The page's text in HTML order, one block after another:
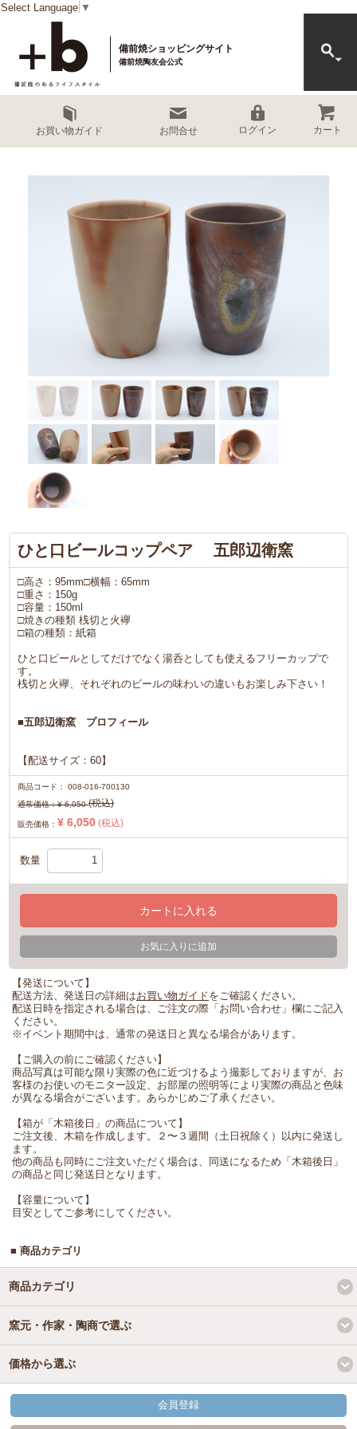
Select Language ▼
備前焼ショッピングサイト
備前焼陶友会公式
お買い物ガイド お問合せ ログイン カート
ひと口ビールコップペア 五郎辺衛窯
□高さ：95mm□横幅：65mm
□重さ：150g
□容量：150ml
□焼きの種類 桟切と火襷
□箱の種類：紙箱
ひと口ビールとしてだけでなく湯呑としても使えるフリーカップで
す。
桟切と火襷、それぞれのビールの味わいの違いもお楽しみ下さい！
■五郎辺衛窯 プロフィール
【配送サイズ：60】
商品コード：008-016-700130
通常価格：¥ 6,050 (税込)
販売価格：¥ 6,050 (税込)
数量
カートに入れる
お気に入りに追加
【発送について】
配送方法、発送日の詳細はお買い物ガイドをご確認ください。
配送日時を指定される場合は、ご注文の際「お問い合わせ」欄にご記入
ください。
※イベント期間中は、通常の発送日と異なる場合があります。
【ご購入の前にご確認ください】
商品写真は可能な限り実際の色に近づけるよう撮影しておりますが、お
客様のお使いのモニター設定、お部屋の照明等により実際の商品と色味
が異なる場合がございます。あらかじめご了承ください。
【箱が「木箱後日」の商品について】
ご注文後、木箱を作成します。２〜３週間（土日祝除く）以内に発送し
ます。
他の商品も同時にご注文いただく場合は、同送になるため「木箱後日」
の商品と同じ発送日となります。
【容量について】
目安としてご参考にしてください。
■ 商品カテゴリ
商品カテゴリ
窯元・作家・陶商で選ぶ
価格から選ぶ
会員登録